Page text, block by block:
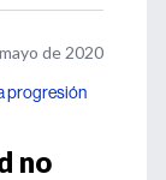
de 2020
progresión
no